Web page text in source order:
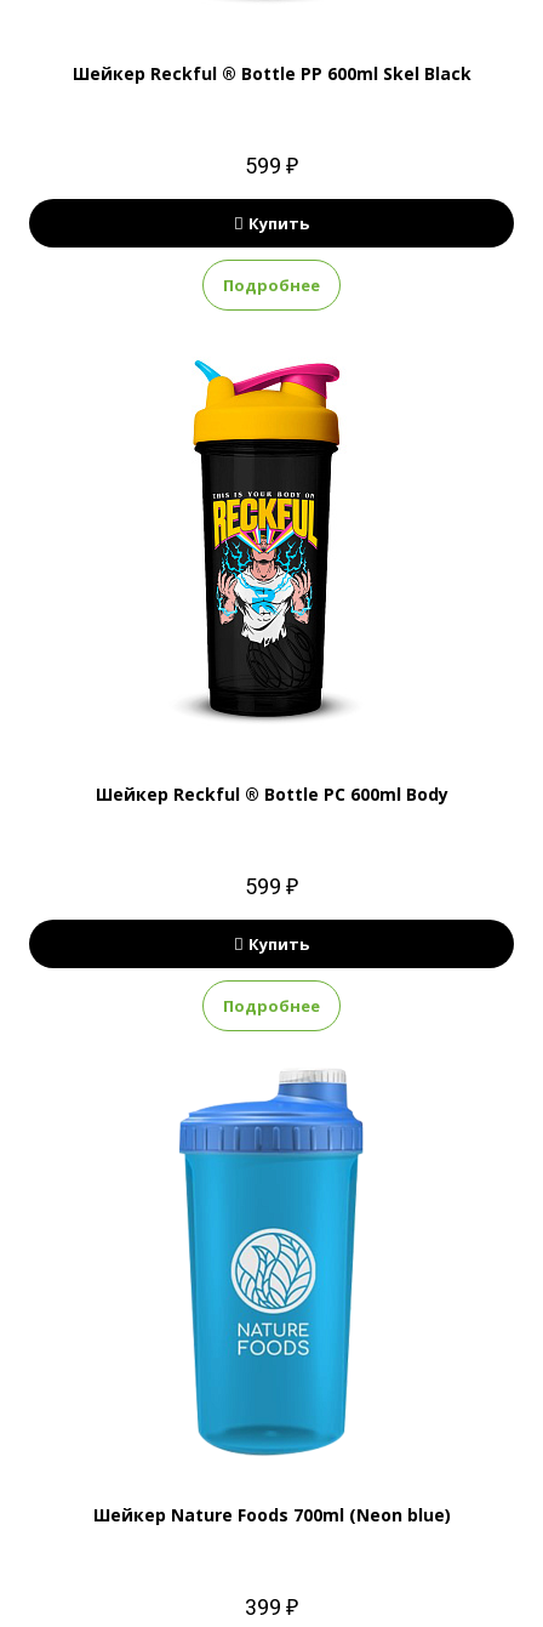
Шейкер Reckful ® Bottle PP 600ml Skel Black
599 ₽
Купить
Подробнее
Шейкер Reckful ® Bottle PC 600ml Body
599 ₽
Купить
Подробнее
Шейкер Nature Foods 700ml (Neon blue)
399 ₽